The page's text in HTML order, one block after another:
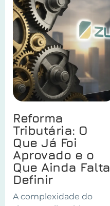
Reforma
Tributária: O
Que Já Foi
Aprovado e o
Que Ainda Falta
Definir
A complexidade do